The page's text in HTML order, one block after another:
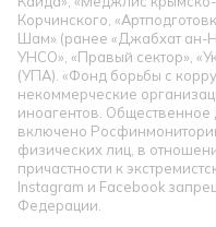
Корчинского,
Шам» (ранее «Джабхат ан-
УНСО», «Правый сектор»,
(УПА). «Фонд борьбы с
некоммерческие
иноагентов.
включено
физических лиц, в
причастности к
Instagram и Facebook
Федерации.